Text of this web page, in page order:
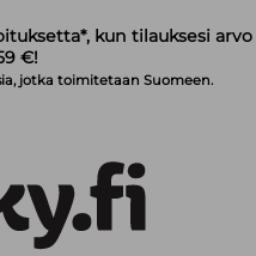
kun tilauksesi arvo
€!
jotka toimitetaan Suomeen.